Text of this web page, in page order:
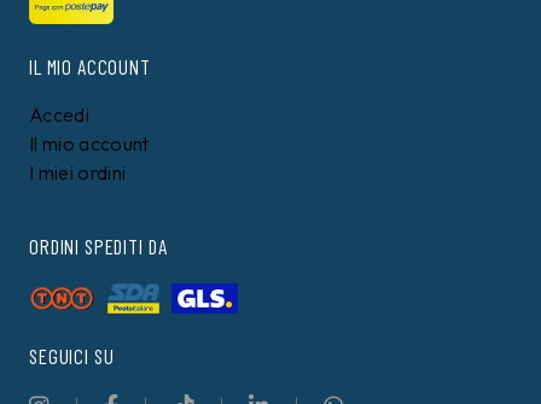
IL MIO ACCOUNT
Accedi
Il mio account
I miei ordini
ORDINI SPEDITI DA
SEGUICI SU